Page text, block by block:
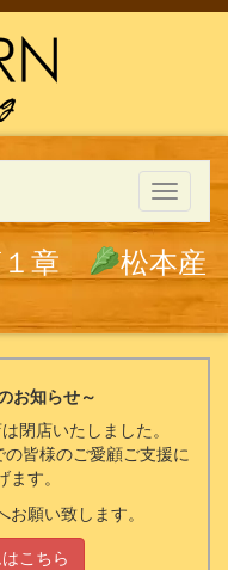
Toggle
１章
松本産
お知らせ～
閉店いたしました。
皆様のご愛顧ご支援に
す。
願い致します。
こちら